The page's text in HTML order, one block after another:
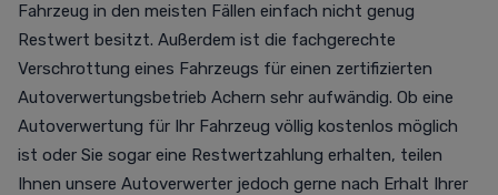
Fahrzeug in den meisten Fällen einfach nicht genug
Restwert besitzt. Außerdem ist die fachgerechte
Verschrottung eines Fahrzeugs für einen zertifizierten
Autoverwertungsbetrieb Achern sehr aufwändig. Ob eine
Autoverwertung für Ihr Fahrzeug völlig kostenlos möglich
ist oder Sie sogar eine Restwertzahlung erhalten, teilen
Ihnen unsere Autoverwerter jedoch gerne nach Erhalt Ihrer